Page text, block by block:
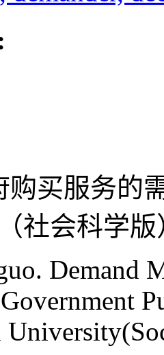
购买服务的
社会科学版
Demand